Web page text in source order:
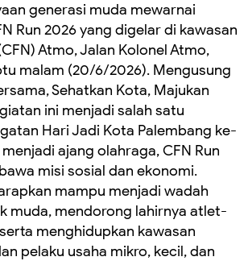
generasi muda mewarnai
Run 2026 yang digelar di kawasan
Atmo, Jalan Kolonel Atmo,
malam (20/6/2026). Mengusung
Sehatkan Kota, Majukan
ini menjadi salah satu
Hari Jadi Kota Palembang ke-
menjadi ajang olahraga, CFN Run
misi sosial dan ekonomi.
mampu menjadi wadah
muda, mendorong lahirnya atlet-
menghidupkan kawasan
pelaku usaha mikro, kecil, dan